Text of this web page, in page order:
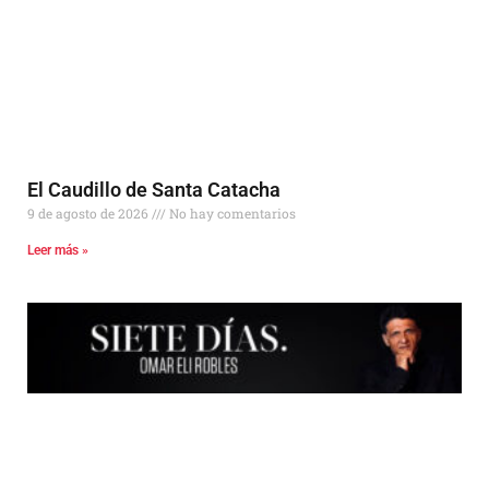
El Caudillo de Santa Catacha
9 de agosto de 2026 No hay comentarios
Leer más »